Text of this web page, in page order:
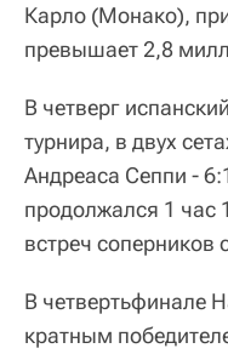
Карло (Монако),
превышает 2,8
В четверг
турнира, в двух
Андреаса Сеппи -
продолжался 1 час
встреч соперников
В четвертьфинале
кратным